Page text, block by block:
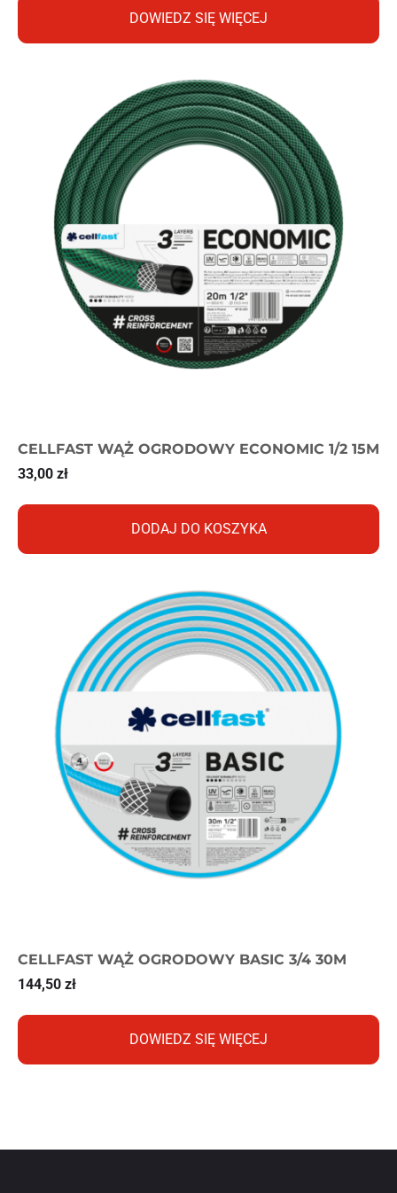
DOWIEDZ SIĘ WIĘCEJ
CELLFAST WĄŻ OGRODOWY ECONOMIC 1/2 15M
33,00 zł
DODAJ DO KOSZYKA
CELLFAST WĄŻ OGRODOWY BASIC 3/4 30M
144,50 zł
DOWIEDZ SIĘ WIĘCEJ